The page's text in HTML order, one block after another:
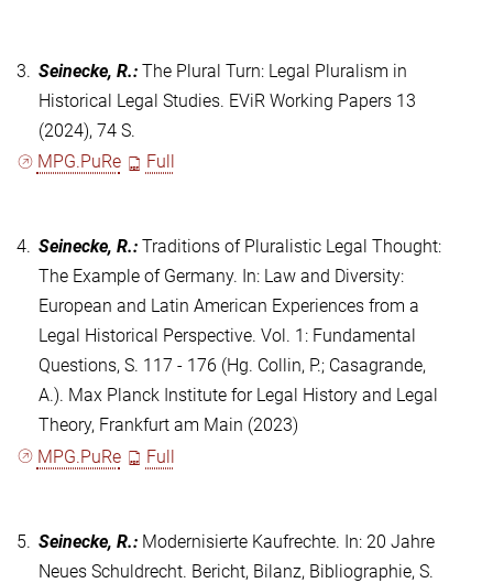
3. Seinecke, R.: The Plural Turn: Legal Pluralism in
Historical Legal Studies. EViR Working Papers 13
(2024), 74 S.
MPG.PuRe
Full
4. Seinecke, R.: Traditions of Pluralistic Legal Thought:
The Example of Germany. In: Law and Diversity:
European and Latin American Experiences from a
Legal Historical Perspective. Vol. 1: Fundamental
Questions, S. 117 - 176 (Hg. Collin, P.; Casagrande,
A.). Max Planck Institute for Legal History and Legal
Theory, Frankfurt am Main (2023)
MPG.PuRe
Full
5. Seinecke, R.: Modernisierte Kaufrechte. In: 20 Jahre
Neues Schuldrecht. Bericht, Bilanz, Bibliographie, S.